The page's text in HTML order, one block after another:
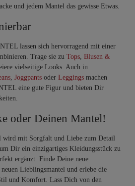
und jedem Mantel das gewisse Etwas.
lassen sich hervorragend mit einer
Trage sie zu Tops, Blusen &
vielseitige Looks. Auch in
, Joggpants oder Leggings machen
eine gute Figur und bieten Dir
oder Deinen Mantel!
wird mit Sorgfalt und Liebe zum Detail
Dir ein einzigartiges Kleidungsstück zu
ergänzt. Finde Deine neue
Lieblingsmantel und erlebe die
und Komfort. Lass Dich von den